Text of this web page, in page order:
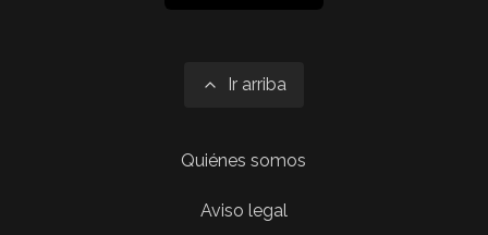
Ir arriba
Quiénes somos
Aviso legal